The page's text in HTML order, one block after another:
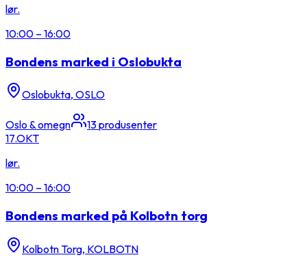
lør.
10:00 – 16:00
Bondens marked i Oslobukta
Oslobukta, OSLO
Oslo & omegn 13produsenter
17.OKT
lør.
10:00 – 16:00
Bondens marked på Kolbotn torg
Kolbotn Torg, KOLBOTN